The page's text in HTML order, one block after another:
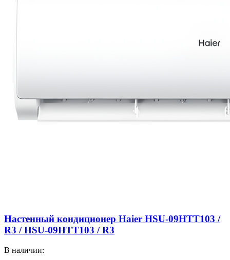
Настенный кондиционер Haier HSU-09HTT103 /
R3 / HSU-09HTT103 / R3
В наличии: